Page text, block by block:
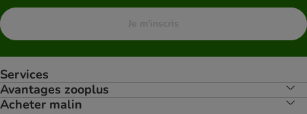
Je m'inscris
Services
Avantages zooplus
Acheter malin